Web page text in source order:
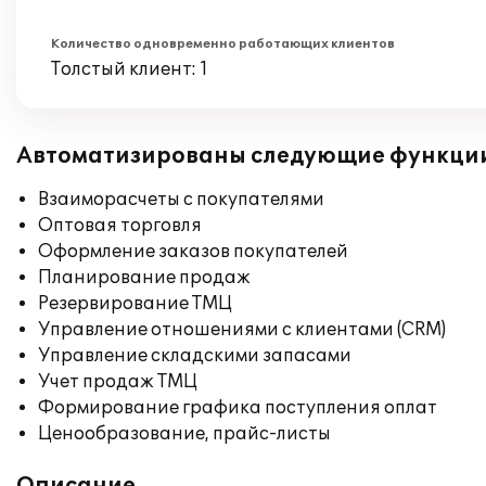
Количество одновременно работающих клиентов
Толстый клиент: 1
Автоматизированы следующие
Взаиморасчеты с покупателями
Оптовая торговля
Оформление заказов покупателей
Планирование продаж
Резервирование ТМЦ
Управление отношениями с клиентами (CRM)
Управление складскими запасами
Учет продаж ТМЦ
Формирование графика поступления оплат
Ценообразование, прайс-листы